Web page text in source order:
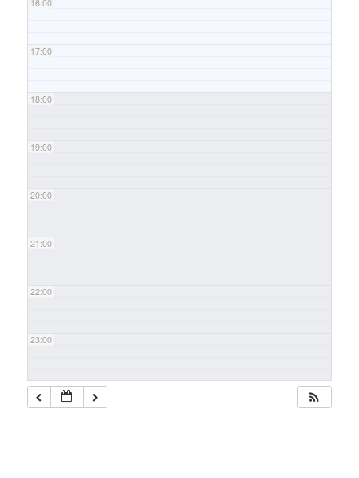
16:00
17:00
18:00
19:00
20:00
21:00
22:00
23:00